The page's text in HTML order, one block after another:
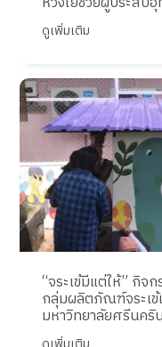
ดูเพิ่มเติม
“จระเข้มีแต่ให้” กิจ
กลุ่มผลิตภัณฑ์จระเข้
มหาวิทยาลัยศรีนคริ